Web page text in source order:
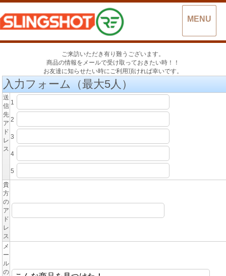
MENU
ご来訪いただき有り難うございます。
商品の情報をメールで受け取っておきたい時！！
お友達に知らせたい時にご利用頂ければ幸いです。
入力フォーム（最大5人）
送
信
先
ア
ド
レ
ス
1
2
3
4
5
貴
方
の
ア
ド
レ
ス
メ
ー
ル
の